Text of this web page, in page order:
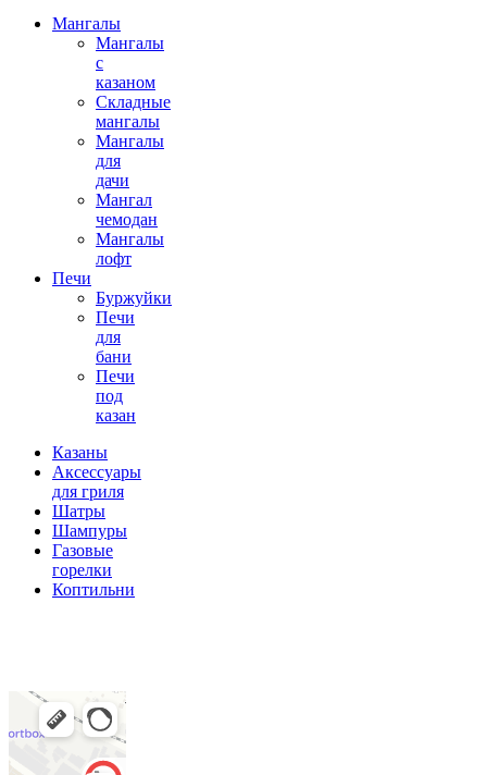
Мангалы
Мангалы
с
казаном
Складные
мангалы
Мангалы
для
дачи
Мангал
чемодан
Мангалы
лофт
Печи
Буржуйки
Печи
для
бани
Печи
под
казан
Казаны
Аксессуары
для гриля
Шатры
Шампуры
Газовые
горелки
Коптильни